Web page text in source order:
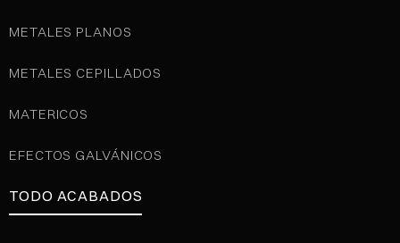
METALES PLANOS
METALES CEPILLADOS
MATERICOS
EFECTOS GALVÁNICOS
TODO ACABADOS